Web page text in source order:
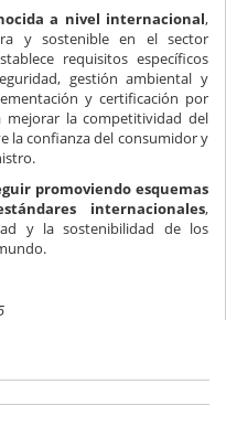
a nivel internacional,
y sostenible en el sector
requisitos específicos
gestión ambiental y
y certificación por
mejorar la competitividad del
la confianza del consumidor y
promoviendo esquemas
internacionales,
y la sostenibilidad de los